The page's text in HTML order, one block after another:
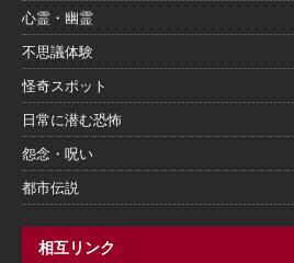
心霊・幽霊
不思議体験
怪奇スポット
日常に潜む恐怖
怨念・呪い
都市伝説
相互リンク